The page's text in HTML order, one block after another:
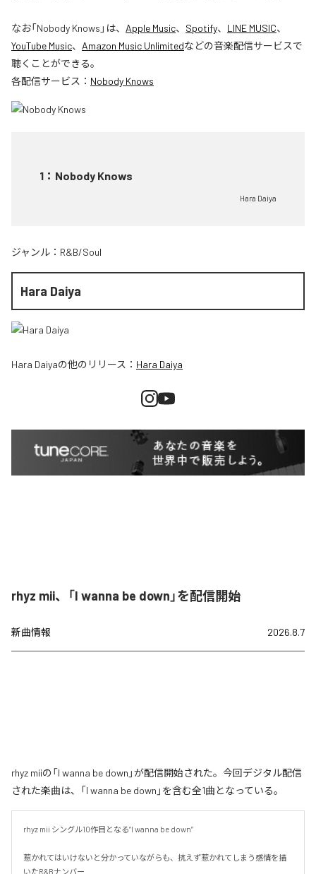
なお「Nobody Knows 」は、 Apple Music、 Spotify、 LINE MUSIC、
YouTube Music、 Amazon Music Unlimitedなどの音楽配信サービスで
聴くことができる。
各配信サービス： Nobody Knows
1 ： Nobody Knows
Hara Daiya
ジャンル： R&B/Soul
Hara Daiya
Hara Daiyaの他のリリース： Hara Daiya
rhyz mii、「I wanna be down」を配信開始
新曲情報 2026.8.7
rhyz miiの「I wanna be down」が配信開始された。今回デジタル配信
された楽曲は、「I wanna be down」を含む全1曲となっている。
rhyz mii シングル10作目となる”I wanna be down”
惹かれてはいけないと分かっていながらも、抗えず惹かれてしまう感情を描
いたR&Bナンバー